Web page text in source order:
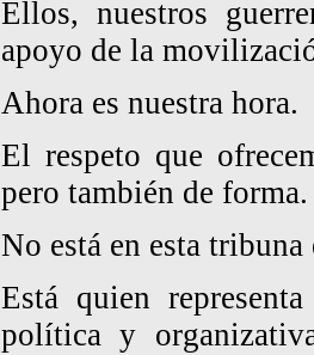
Ellos, nuestros
apoyo de la
Ahora es nuestra hora.
El respeto que
pero también de forma.
No está en esta
Está quien
política y